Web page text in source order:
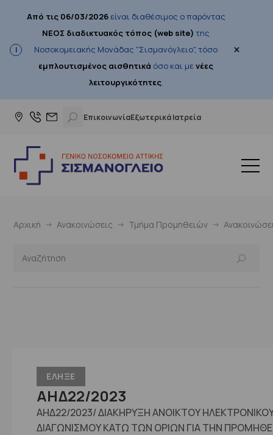
Από τις 06/03/2026είναι διαθέσιμος ο παρόντας
ΝΕΟΣ διαδικτυακός τόπος (web site) της
Νοσοκομειακής Μονάδας "Σισμανόγλειο", τόσο
εμπλουτισμένος αισθητικά όσο και μενέες
λειτουργικότητες.
×
ΕπικοινωνίαΕξωτερικά Ιατρεία
Αρχική Ανακοινώσεις Τμήμα Προμηθειών
ΕΛΗΞΕ
ΑΗΔ22/2023
ΑΗΔ22/2023/ ΔΙΑΚΗΡΥΞΗ ΑΝΟΙΚΤΟΥ
ΔΙΑΓΩΝΙΣΜΟΥ ΚΑΤΩ ΤΩΝ ΟΡΙΩΝ ΓΙΑ ΤΗΝ